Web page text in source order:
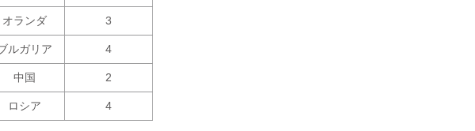
オランダ 3
ルガリア 4
中国 2
ロシア 4